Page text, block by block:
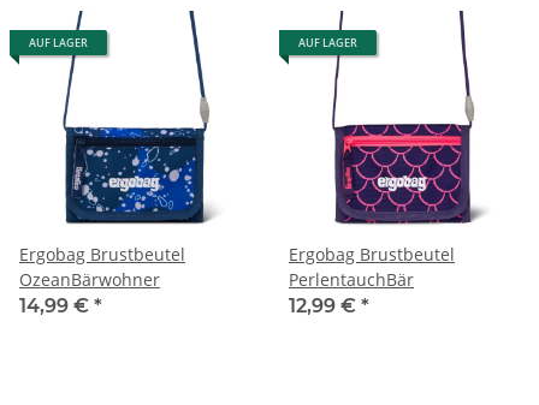
AUF LAGER
Ergobag Brustbeutel
OzeanBärwohner
14,99 € *
AUF LAGER
Ergobag Brustbeutel
PerlentauchBär
12,99 € *